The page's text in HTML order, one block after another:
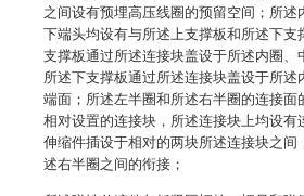
之间设有预埋高压线圈的预留空间；所述
下端头均设有与所述上支撑板和所述下支
支撑板通过所述连接块盖设于所述内圈、
所述下支撑板通过所述连接块盖设于所述
端面；所述左半圈和所述右半圈的连接面
相对设置的连接块，所述连接块上均设有
伸缩件插设于相对的两块所述连接块之间
述右半圈之间的衔接；